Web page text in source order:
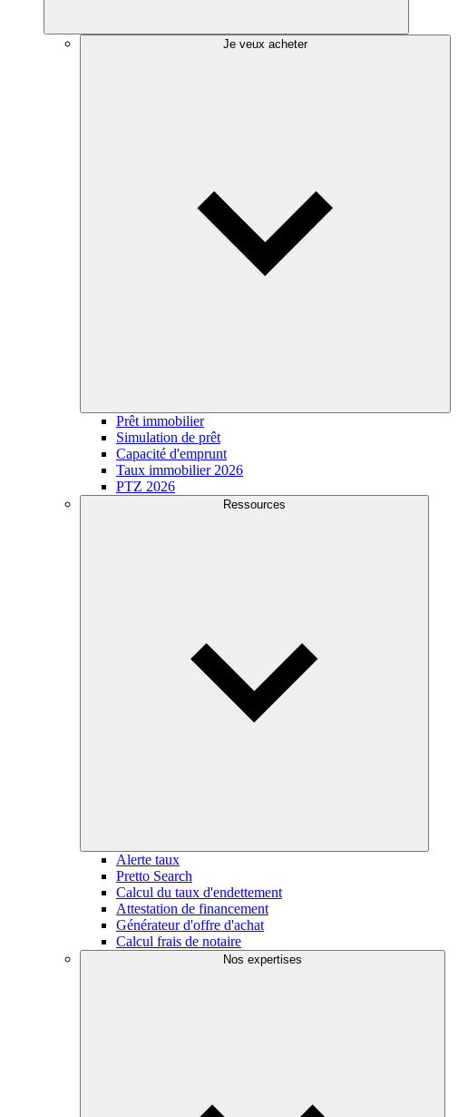
Je veux acheter
Prêt immobilier
Simulation de prêt
Capacité d'emprunt
Taux immobilier 2026
PTZ 2026
Ressources
Alerte taux
Pretto Search
Calcul du taux d'endettement
Attestation de financement
Générateur d'offre d'achat
Calcul frais de notaire
Nos expertises